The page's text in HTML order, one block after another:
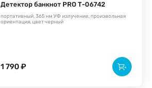
Детектор банкнот PRO Т-06742
портативный, 365 нм УФ излучение, произвольная
ориентация, цвет черный
1 790 ₽